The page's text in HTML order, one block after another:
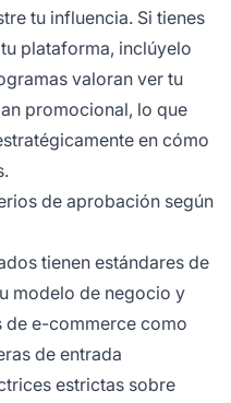
tu influencia. Si tienes
plataforma, inclúyelo
valoran ver tu
promocional, lo que
en cómo
de aprobación según
tienen estándares de
modelo de negocio y
e-commerce como
de entrada
estrictas sobre